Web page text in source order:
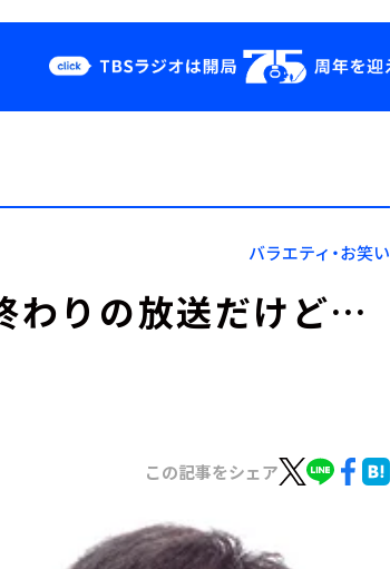
YouTube
会社情報
バラエティ・お笑い
わりの放送だけど…
この記事をシェア